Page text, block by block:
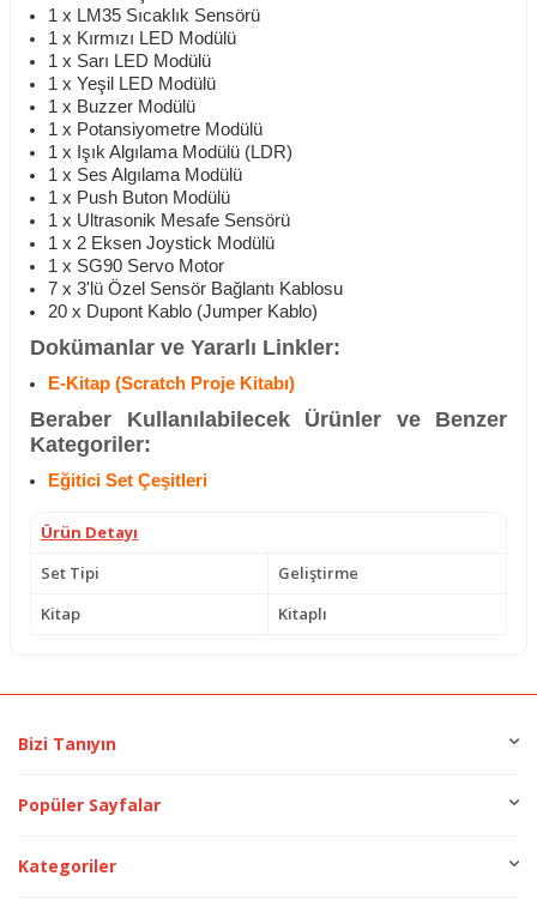
1 x LM35 Sıcaklık Sensörü
1 x Kırmızı LED Modülü
1 x Sarı LED Modülü
1 x Yeşil LED Modülü
1 x Buzzer Modülü
1 x Potansiyometre Modülü
1 x Işık Algılama Modülü (LDR)
1 x Ses Algılama Modülü
1 x Push Buton Modülü
1 x Ultrasonik Mesafe Sensörü
1 x 2 Eksen Joystick Modülü
1 x SG90 Servo Motor
7 x 3'lü Özel Sensör Bağlantı Kablosu
20 x Dupont Kablo (Jumper Kablo)
Dokümanlar ve Yararlı Linkler:
E-Kitap (Scratch Proje Kitabı)
Beraber Kullanılabilecek Ürünler ve Benzer
Kategoriler:
Eğitici Set Çeşitleri
Ürün Detayı
Set Tipi
Geliştirme
Kitap
Kitaplı
Bizi Tanıyın
Popüler Sayfalar
Kategoriler